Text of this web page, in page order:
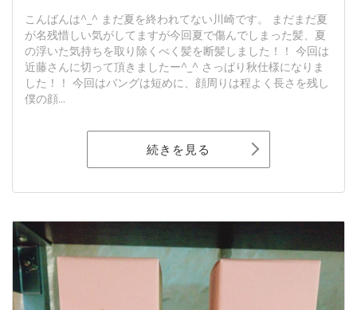
こんばんは^_^ まだ夏を終われてない川崎です。 まだまだ夏
が名残惜しい気がしてますが今回夏で傷んでしまった髪、夏
の浮いた気持ちを取り除くべく髪を断髪しました！！ 今回は
近藤さんに切って頂きましたー^_^ さっぱり秋仕様になりま
した！！ 今回はバングは短めに、顔周りは程よく長さを残し
僕の顔...
続きを見る